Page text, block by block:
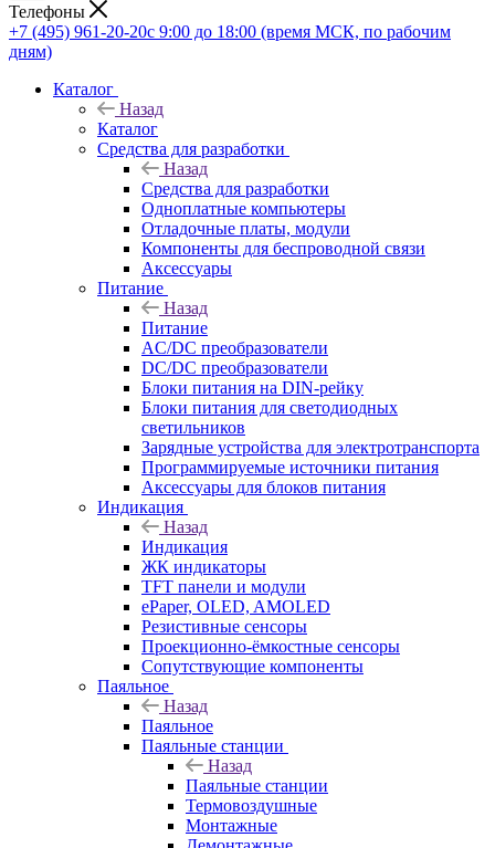
Телефоны
+7 (495) 961-20-20с 9:00 до 18:00 (время МСК, по рабочим
дням)
Каталог
Назад
Каталог
Средства для разработки
Назад
Средства для разработки
Одноплатные компьютеры
Отладочные платы, модули
Компоненты для беспроводной связи
Аксессуары
Питание
Назад
Питание
AC/DC преобразователи
DC/DC преобразователи
Блоки питания на DIN-рейку
Блоки питания для светодиодных
светильников
Зарядные устройства для электротранспорта
Программируемые источники питания
Аксессуары для блоков питания
Индикация
Назад
Индикация
ЖК индикаторы
TFT панели и модули
ePaper, OLED, AMOLED
Резистивные сенсоры
Проекционно-ёмкостные сенсоры
Сопутствующие компоненты
Паяльное
Назад
Паяльное
Паяльные станции
Назад
Паяльные станции
Термовоздушные
Монтажные